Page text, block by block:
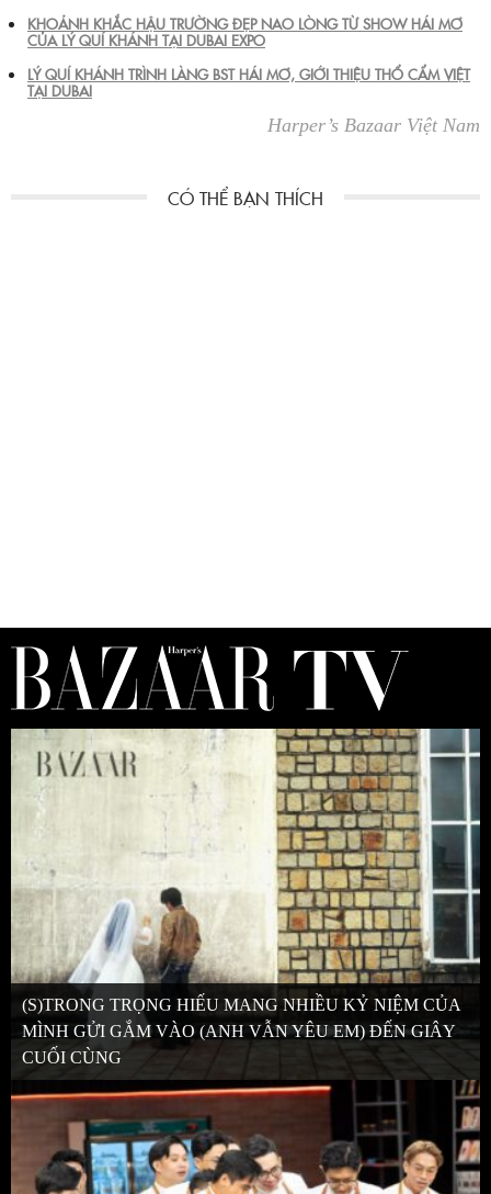
KHOẢNH KHẮC HẬU TRƯỜNG ĐẸP NAO LÒNG TỪ SHOW HÁI MƠ
CỦA LÝ QUÍ KHÁNH TẠI DUBAI EXPO
LÝ QUÍ KHÁNH TRÌNH LÀNG BST HÁI MƠ, GIỚI THIỆU THỔ CẨM VIỆT
TẠI DUBAI
Harper’s Bazaar Việt Nam
(S)TRONG TRỌNG HIẾU MANG NHIỀU KỶ NIỆM CỦA
MÌNH GỬI GẮM VÀO (ANH VẪN YÊU EM) ĐẾN GIÂY
CUỐI CÙNG